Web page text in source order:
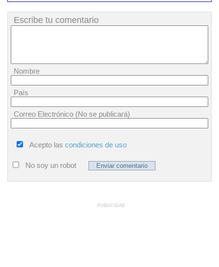
Escribe tu comentario
Nombre
País
Correo Electrónico (No se publicará)
Acepto las condiciones de uso
No soy un robot
PUBLICIDAD